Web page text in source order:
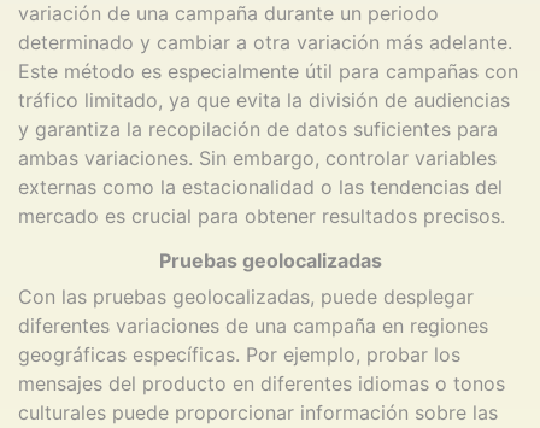
variación de una campaña durante un periodo
determinado y cambiar a otra variación más adelante.
Este método es especialmente útil para campañas con
tráfico limitado, ya que evita la división de audiencias
y garantiza la recopilación de datos suficientes para
ambas variaciones. Sin embargo, controlar variables
externas como la estacionalidad o las tendencias del
mercado es crucial para obtener resultados precisos.
Pruebas geolocalizadas
Con las pruebas geolocalizadas, puede desplegar
diferentes variaciones de una campaña en regiones
geográficas específicas. Por ejemplo, probar los
mensajes del producto en diferentes idiomas o tonos
culturales puede proporcionar información sobre las